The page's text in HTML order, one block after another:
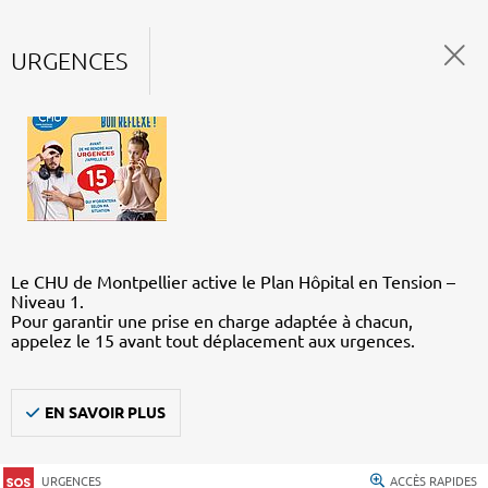
URGENCES
Le CHU de Montpellier active le Plan Hôpital en Tension –
Niveau 1.
Pour garantir une prise en charge adaptée à chacun,
appelez le 15 avant tout déplacement aux urgences.
EN SAVOIR PLUS
URGENCES ACCÈS RAPIDES